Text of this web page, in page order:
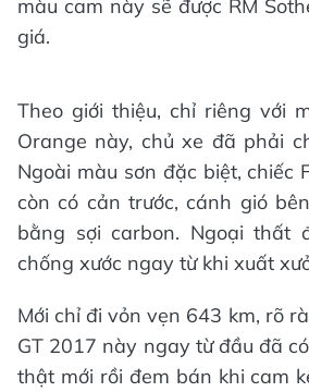
màu cam này sẽ được RM
giá.
Theo giới thiệu, chỉ riêng với
Orange này, chủ xe đã phải
Ngoài màu sơn đặc biệt, chiếc
còn có cản trước, cánh gió
bằng sợi carbon. Ngoại thất
chống xước ngay từ khi xuất
Mới chỉ đi vỏn vẹn 643 km, rõ
GT 2017 này ngay từ đầu đã
thật mới rồi đem bán khi cam